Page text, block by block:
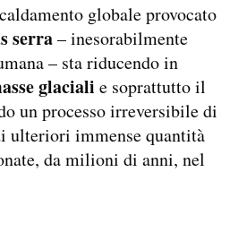
globale provocato
serra– inesorabilmente
– sta riducendo in
glaciali e soprattutto il
un processo irreversibile di
ulteriori immense quantità
da milioni di anni, nel